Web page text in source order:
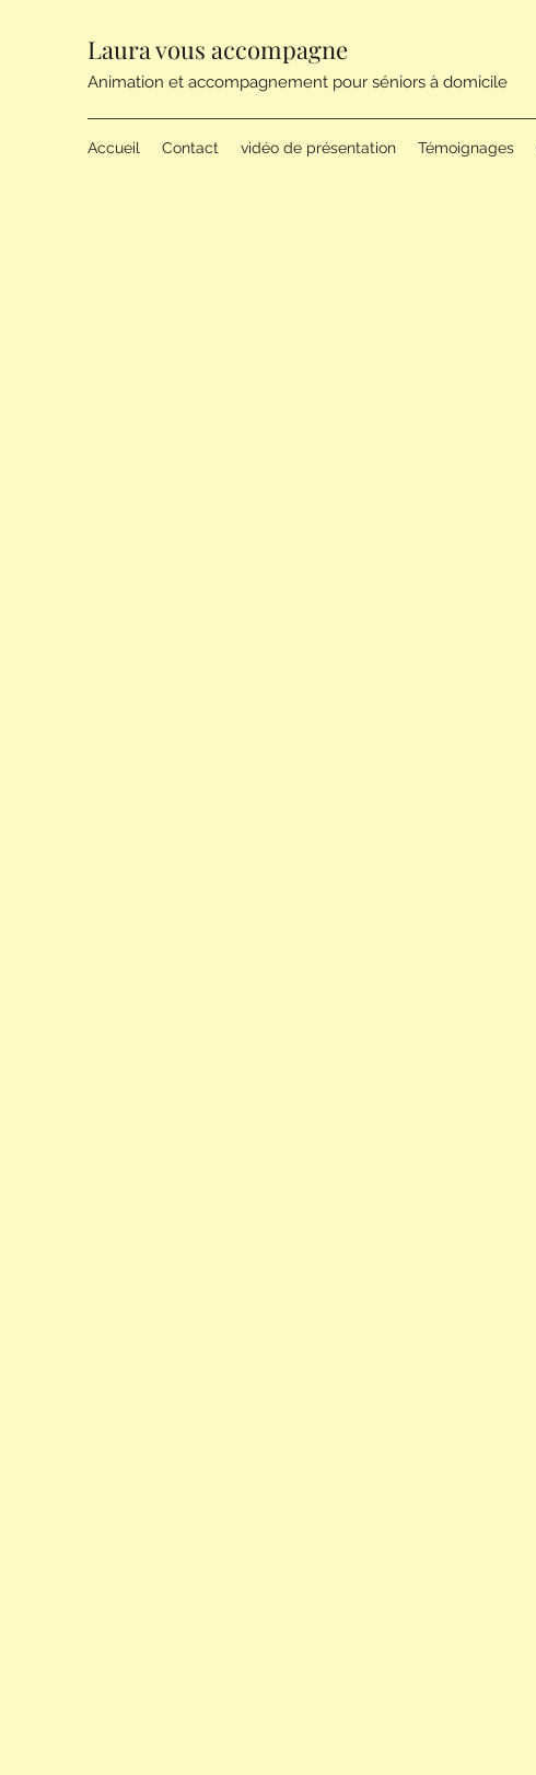
Laura vous accompagne
Animation et accompagnement pour séniors à domicile
Accueil Contact vidéo de présentation Témoignages